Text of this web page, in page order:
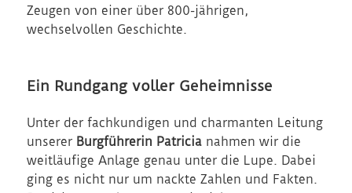
Zeugen von einer über 800-jährigen,
wechselvollen Geschichte.
Ein Rundgang voller Geheimnisse
Unter der fachkundigen und charmanten Leitung
unserer Burgführerin Patricia nahmen wir die
weitläufige Anlage genau unter die Lupe. Dabei
ging es nicht nur um nackte Zahlen und Fakten.